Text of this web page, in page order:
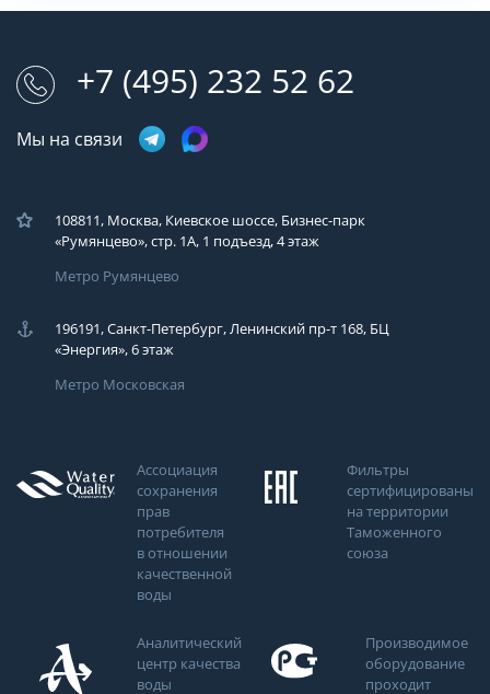
+7 (495) 232 52 62
Мы на связи
108811, Москва, Киевское шоссе, Бизнес-парк
«Румянцево», стр. 1А, 1 подъезд, 4 этаж
Метро Румянцево
196191, Санкт-Петербург, Ленинский пр-т 168, БЦ
«Энергия», 6 этаж
Метро Московская
Ассоциация
сохранения
прав
потребителя
в отношении
качественной
воды
Фильтры
сертифицированы
на территории
Таможенного
союза
Аналитический
центр качества
воды
Производимое
оборудование
проходит